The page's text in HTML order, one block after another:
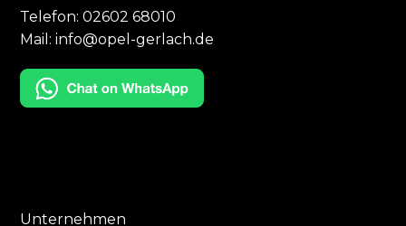
Telefon:02602 68010
Mail: info@opel-gerlach.de
Unternehmen